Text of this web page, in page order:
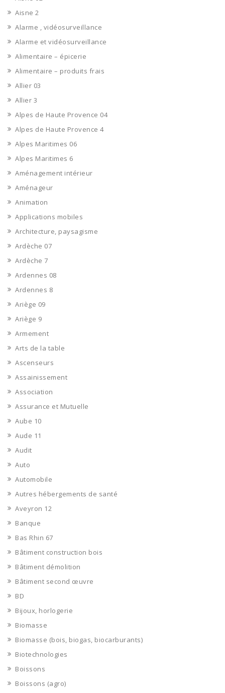
Aisne 2
Alarme , vidéosurveillance
Alarme et vidéosurveillance
Alimentaire – épicerie
Alimentaire – produits frais
Allier 03
Allier 3
Alpes de Haute Provence 04
Alpes de Haute Provence 4
Alpes Maritimes 06
Alpes Maritimes 6
Aménagement intérieur
Aménageur
Animation
Applications mobiles
Architecture, paysagisme
Ardèche 07
Ardèche 7
Ardennes 08
Ardennes 8
Ariège 09
Ariège 9
Armement
Arts de la table
Ascenseurs
Assainissement
Association
Assurance et Mutuelle
Aube 10
Aude 11
Audit
Auto
Automobile
Autres hébergements de santé
Aveyron 12
Banque
Bas Rhin 67
Bâtiment construction bois
Bâtiment démolition
Bâtiment second œuvre
BD
Bijoux, horlogerie
Biomasse
Biomasse (bois, biogas, biocarburants)
Biotechnologies
Boissons
Boissons (agro)